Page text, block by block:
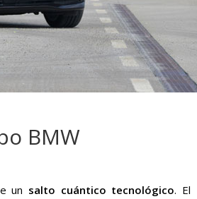
BMW
un salto cuántico tecnológico. El